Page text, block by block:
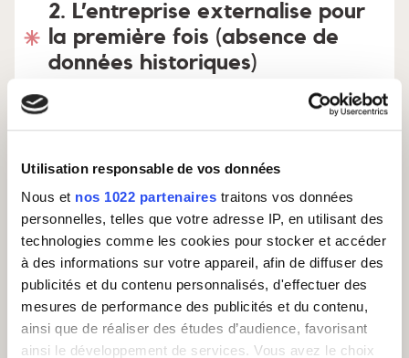
Utilisation responsable de vos données
Nous et nos 1022 partenaires traitons vos données
personnelles, telles que votre adresse IP, en utilisant des
technologies comme les cookies pour stocker et accéder
à des informations sur votre appareil, afin de diffuser des
publicités et du contenu personnalisés, d'effectuer des
mesures de performance des publicités et du contenu,
ainsi que de réaliser des études d’audience, favorisant
ainsi le développement de services. Vous avez le choix
2. L’entreprise externalise pour
la première fois (absence de
données historiques)
Pendant cette phase initiale, l'entreprise va
pouvoir accumuler des données sur l'usage réel
jour, la durée moyenne d’un appel, le temps
nécessaire pour résoudre différents types de
requêtes, etc. Elle développe alors une base
solide et chiffréepour mieux comprendre les
dynamiques de l’activité.
Avec ces informations, l'entreprise est mieux
équipée pour évaluer l'efficacité du Call Center et
ajuster les services et éventuellement le modèle
de rémunération en conséquence. Cette phase
d'observation permet également d'identifier les